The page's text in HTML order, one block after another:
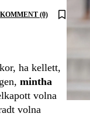
KOMMENT (0)
ha kellett,
mintha
volna
volna